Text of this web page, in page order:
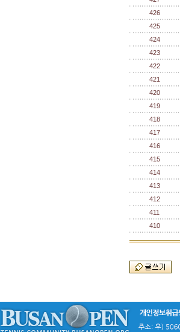
426
425
424
423
422
421
420
419
418
417
416
415
414
413
412
411
410